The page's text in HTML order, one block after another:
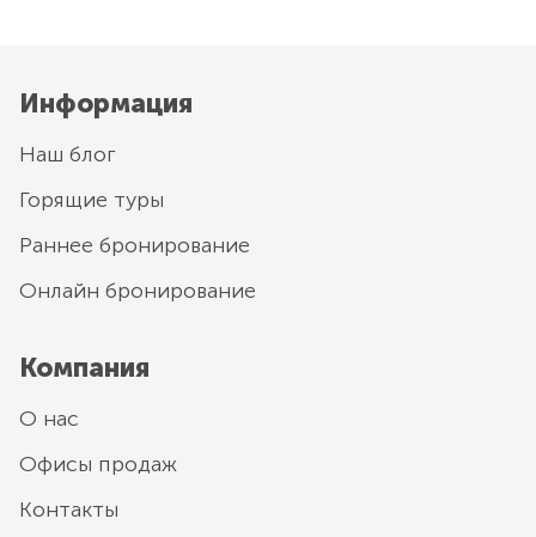
Информация
Наш блог
Горящие туры
Раннее бронирование
Онлайн бронирование
Компания
О нас
Офисы продаж
Контакты